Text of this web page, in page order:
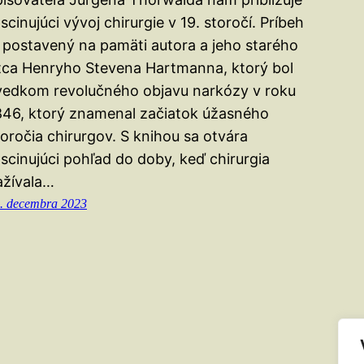
vývoj chirurgie v 19. storočí. Príbeh
postavený na pamäti autora a jeho starého
Henryho Stevena Hartmanna, ktorý bol
revolučného objavu narkózy v roku
ktorý znamenal začiatok úžasného
chirurgov. S knihou sa otvára
pohľad do doby, keď chirurgia
decembra 2023